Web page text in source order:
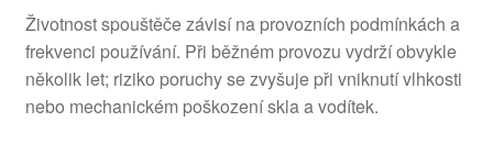
Životnost spouštěče závisí na provozních podmínkách a
frekvenci používání. Při běžném provozu vydrží obvykle
několik let; riziko poruchy se zvyšuje při vniknutí vlhkosti
nebo mechanickém poškození skla a vodítek.